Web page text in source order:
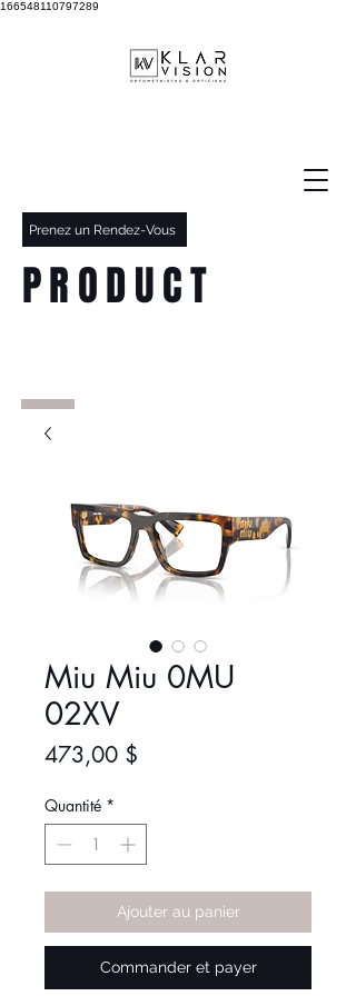
166548110797289
Prenez un Rendez-Vous
PRODUCT
Miu Miu 0MU
02XV
473,00 $
Quantité *
Ajouter au panier
Commander et payer